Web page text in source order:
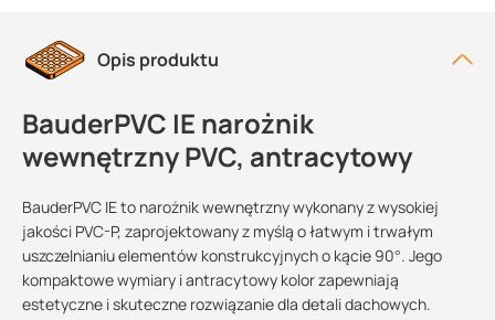
Opis produktu
BauderPVC IE narożnik
wewnętrzny PVC, antracytowy
BauderPVC IE to narożnik wewnętrzny wykonany z wysokiej
jakości PVC-P, zaprojektowany z myślą o łatwym i trwałym
uszczelnianiu elementów konstrukcyjnych o kącie 90°. Jego
kompaktowe wymiary i antracytowy kolor zapewniają
estetyczne i skuteczne rozwiązanie dla detali dachowych.